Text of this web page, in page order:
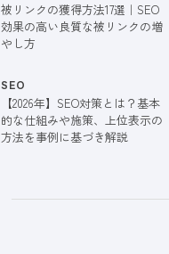
被リンクの獲得方法17選｜SEO
効果の高い良質な被リンクの増
やし方
SEO
【2026年】SEO対策とは？基本
的な仕組みや施策、上位表示の
方法を事例に基づき解説